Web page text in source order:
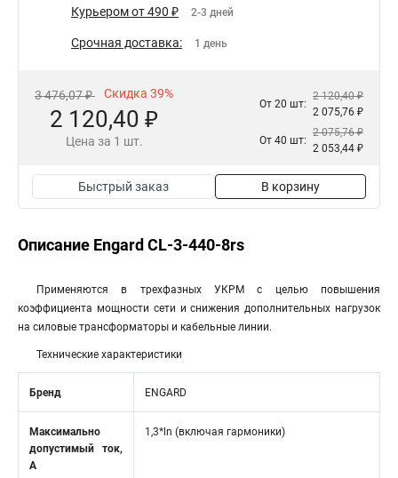
Курьером от 490 ₽ 2-3 дней
Срочная доставка: 1 день
3 476,07 ₽ Скидка 39%
2 120,40 ₽
Цена за 1 шт.
От 20 шт:
2 120,40 ₽
2 075,76 ₽
От 40 шт:
2 075,76 ₽
2 053,44 ₽
Быстрый заказ В корзину
Описание Engard CL-3-440-8rs
Применяются в трехфазных УКРМ с целью повышения
коэффициента мощности сети и снижения дополнительных нагрузок
на силовые трансформаторы и кабельные линии.
Технические характеристики
Бренд ENGARD
Максимально
допустимый ток,
А
1,3*ln (включая гармоники)